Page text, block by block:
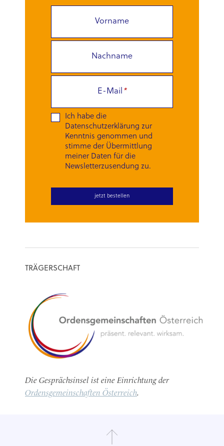
Vorname
Nachname
E-Mail *
Ich habe die
Datenschutzerklärung zur
Kenntnis genommen und
stimme der Übermittlung
meiner Daten für die
Newsletterzusendung zu.
TRÄGERSCHAFT
Die Gesprächsinsel ist eine Einrichtung der
Ordensgemeinschaften Österreich.